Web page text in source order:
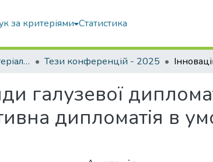
за критеріями Статистика
Конференції та матеріали конференцій Тези конференцій - 2025
галузевої
дипломатія в